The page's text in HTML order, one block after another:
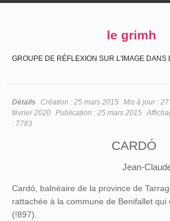
le grimh
GROUPE DE RÉFLEXION SUR L'IMAGE DANS
Détails Création : 25 mars 2015 Mis à jour : 27
février 2020 Publication : 25 mars 2015
: 7783
CARDÓ
Jean-
Cardó, balnéaire de la province de
rattachée à la commune de Benifallet
(!897).